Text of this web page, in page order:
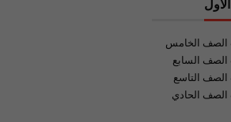
الصف الخامس
الصف السابع
الصف التاسع
الصف الحادي